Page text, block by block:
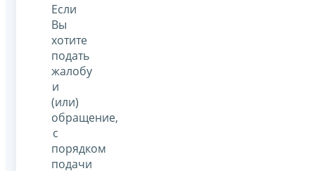
Если
Вы
хотите
подать
жалобу
и
(или)
обращение,
с
порядком
подачи